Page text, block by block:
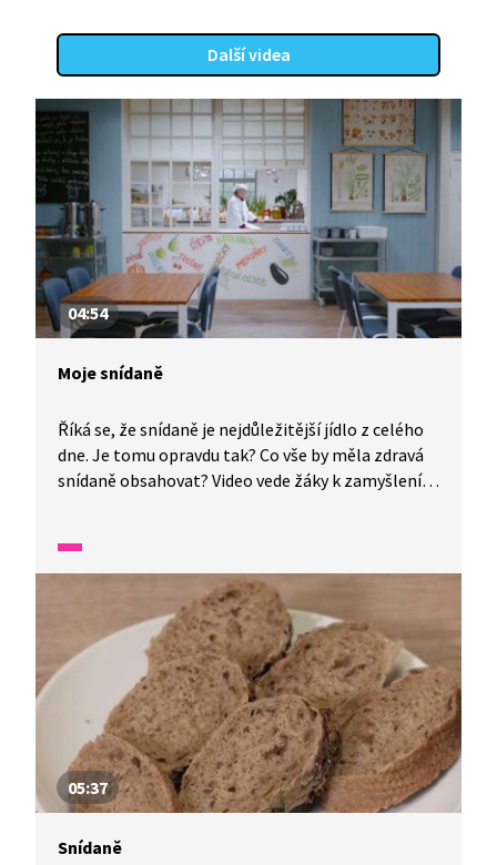
Další videa
04:54
Moje snídaně
Říká se, že snídaně je nejdůležitější jídlo z celého
dne. Je tomu opravdu tak? Co vše by měla zdravá
snídaně obsahovat? Video vede žáky k zamyšlení
05:37
Snídaně